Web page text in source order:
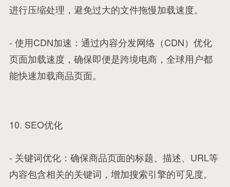
进行压缩处理，避免过大的文件拖慢加载速度。
- 使用CDN加速：通过内容分发网络（CDN）优化
页面加载速度，确保即便是跨境电商，全球用户都
能快速加载商品页面。
10. SEO优化
- 关键词优化：确保商品页面的标题、描述、URL等
内容包含相关的关键词，增加搜索引擎的可见度。